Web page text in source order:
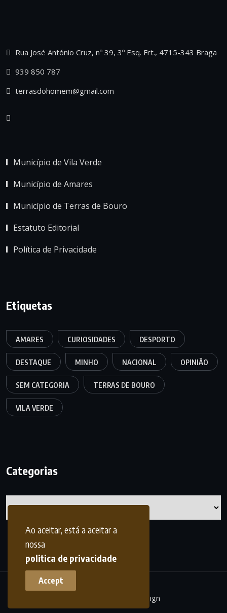
Ao aceitar, está a aceitar a
nossa
politica de privacidade
Accept
Rua José António Cruz, nº 39, 3º Esq. Frt., 4715-343 Braga
939 850 787
terrasdohomem@gmail.com
Município de Vila Verde
Município de Amares
Município de Terras de Bouro
Estatuto Editorial
Política de Privacidade
Etiquetas
AMARES CURIOSIDADES DESPORTO
DESTAQUE MINHO NACIONAL OPINIÃO
SEM CATEGORIA TERRAS DE BOURO
VILA VERDE
Categorias
frdesign